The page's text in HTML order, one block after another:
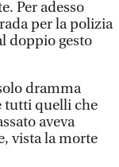
Per adesso
per la polizia
doppio gesto
dramma
tutti quelli che
aveva
vista la morte